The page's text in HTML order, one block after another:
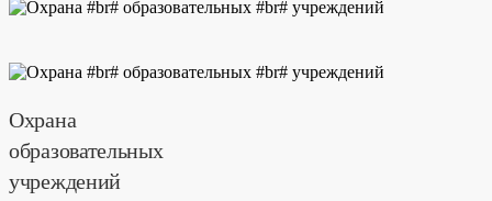
Охрана
образовательных
учреждений